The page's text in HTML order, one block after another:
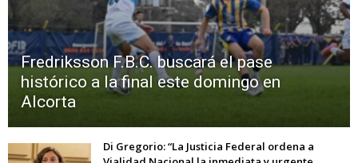
Fredriksson F.B.C. buscará el pase
histórico a la final este domingo en
Alcorta
Di Gregorio: “La Justicia Federal ordena a